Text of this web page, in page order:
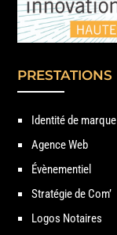
PRESTATIONS
Identité de marque
Agence Web
Évènementiel
Stratégie de Com’
Logos Notaires